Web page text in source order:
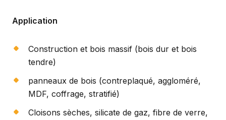
Application
Construction et bois massif (bois dur et bois
tendre)
panneaux de bois (contreplaqué, aggloméré,
MDF, coffrage, stratifié)
Cloisons sèches, silicate de gaz, fibre de verre,